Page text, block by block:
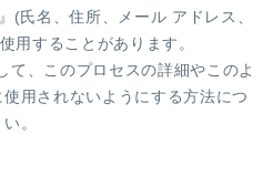
(氏名、住所、メール アドレス、
用することがあります。
て、このプロセスの詳細やこのよ
用されないようにする方法につ
。